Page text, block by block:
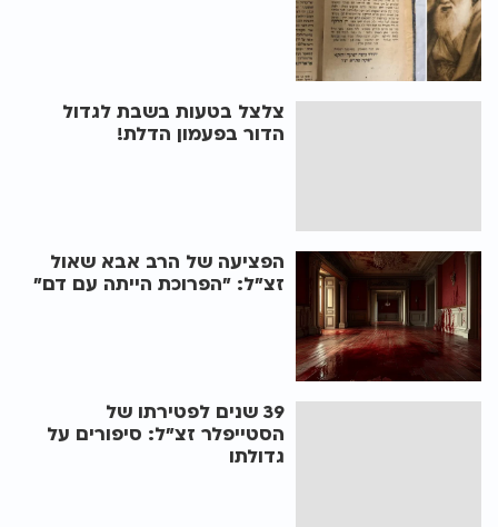
צלצל בטעות בשבת לגדול
הדור בפעמון הדלת!
הפציעה של הרב אבא שאול
זצ"ל: "הפרוכת הייתה עם דם"
39 שנים לפטירתו של
הסטייפלר זצ"ל: סיפורים על
גדולתו